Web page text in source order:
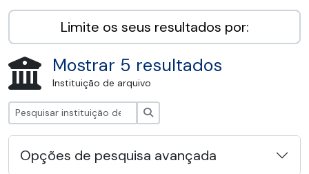
AIM25 - AtoM 2.8.2
Limite os seus resultados por:
Mostrar 5 resultados
Instituição de arquivo
Opções de pesquisa avançada